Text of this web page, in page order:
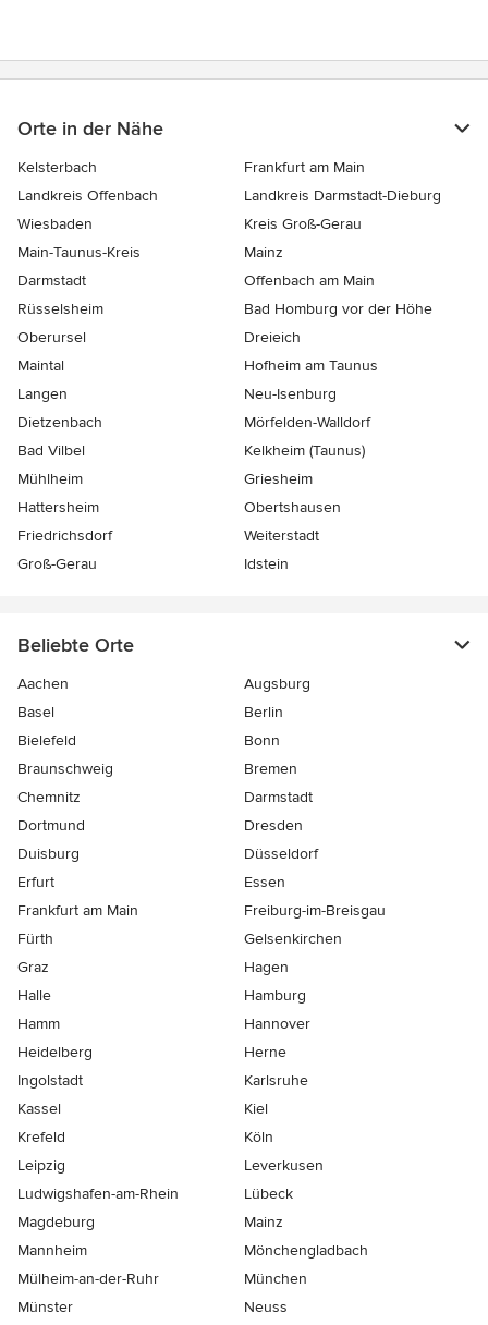
Orte in der Nähe
Kelsterbach
Frankfurt am Main
Landkreis Offenbach
Landkreis Darmstadt-Dieburg
Wiesbaden
Kreis Groß-Gerau
Main-Taunus-Kreis
Mainz
Darmstadt
Offenbach am Main
Rüsselsheim
Bad Homburg vor der Höhe
Oberursel
Dreieich
Maintal
Hofheim am Taunus
Langen
Neu-Isenburg
Dietzenbach
Mörfelden-Walldorf
Bad Vilbel
Kelkheim (Taunus)
Mühlheim
Griesheim
Hattersheim
Obertshausen
Friedrichsdorf
Weiterstadt
Groß-Gerau
Idstein
Beliebte Orte
Aachen
Augsburg
Basel
Berlin
Bielefeld
Bonn
Braunschweig
Bremen
Chemnitz
Darmstadt
Dortmund
Dresden
Duisburg
Düsseldorf
Erfurt
Essen
Frankfurt am Main
Freiburg-im-Breisgau
Fürth
Gelsenkirchen
Graz
Hagen
Halle
Hamburg
Hamm
Hannover
Heidelberg
Herne
Ingolstadt
Karlsruhe
Kassel
Kiel
Krefeld
Köln
Leipzig
Leverkusen
Ludwigshafen-am-Rhein
Lübeck
Magdeburg
Mainz
Mannheim
Mönchen­gladbach
Mülheim-an-der-Ruhr
München
Münster
Neuss